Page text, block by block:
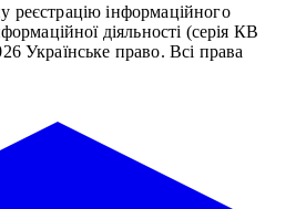
реєстрацію інформаційного
діяльності (серія КВ
Українське право. Всі права